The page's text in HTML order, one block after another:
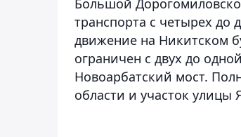
транспорта с четырех
движение на Никитском
ограничен с двух до
Новоарбатский мост.
области и участок улицы